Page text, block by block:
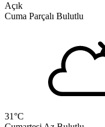
Açık
Cuma Parçalı Bulutlu
31°C